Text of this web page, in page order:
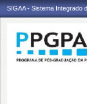
SIGAA - Sistema Integrado